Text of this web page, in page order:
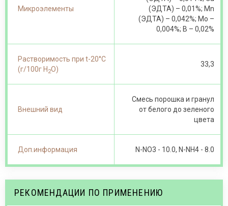
Микроэлементы
(ЭДТА) – 0,01%; Mn
(ЭДТА) – 0,042%; Mo –
0,004%; B – 0,02%
Растворимость при t-20°С
(г/100г Н 2О)
33,3
Внешний вид
Смесь порошка и гранул
от белого до зеленого
цвета
Доп.информация N-NO 3 - 10.0, N-NH4 - 8.0
РЕКОМЕНДАЦИИ ПО ПРИМЕНЕНИЮ